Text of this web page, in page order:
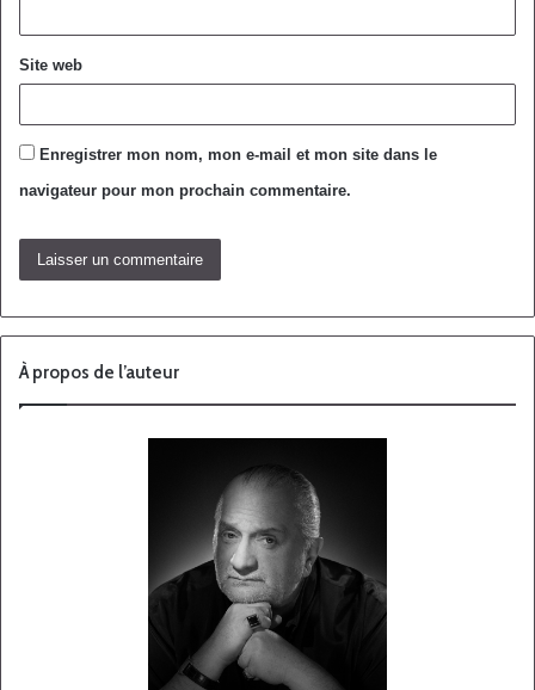
Site web
Enregistrer mon nom, mon e-mail et mon site dans le
navigateur pour mon prochain commentaire.
À propos de l’auteur